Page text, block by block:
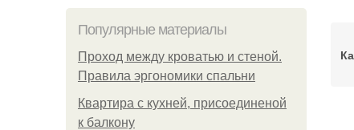
Популярные материалы
Проход между кроватью и стеной.
Правила эргономики спальни
Квартира с кухней, присоединеной
к балкону